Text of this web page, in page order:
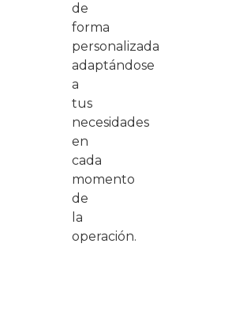
de
forma
personalizada
adaptándose
a
tus
necesidades
en
cada
momento
de
la
operación.